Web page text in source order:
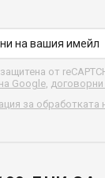
от
Google,
за обработката